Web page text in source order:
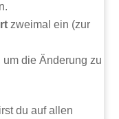
zweimal ein (zur
um die Änderung zu
du auf allen